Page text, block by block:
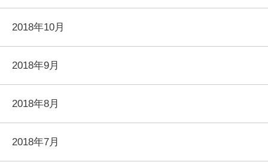
2018年10月
2018年9月
2018年8月
2018年7月